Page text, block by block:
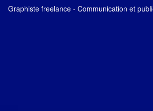
Graphiste freelance - Communication et